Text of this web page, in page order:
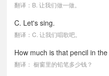
翻译：B. 让我们做一做。
C. Let's sing.
翻译：C. 让我们唱歌吧。
How much is that pencil in
翻译： 橱窗里的铅笔多少钱？